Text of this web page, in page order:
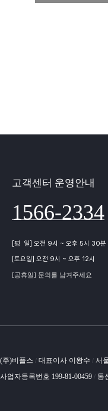
고객센터 운영안내
1566-2334
[평 일] 오전 9시 ~ 오후 5시 30분
[토요일] 오전 9시 ~ 오후 12시
[공휴일] 문의를 남겨주세요
(주)비플스 / 대표이사 이왕수 / 서
사업자등록번호 199-81-00459 / 통